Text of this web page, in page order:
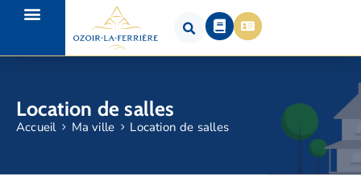
Location de salles
Accueil Ma ville Location de salles